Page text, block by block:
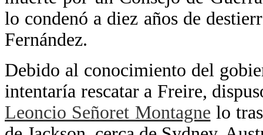
lo condenó a diez años de
Fernández.
Debido al conocimiento del
intentaría rescatar a Freire,
Leoncio Señoret Montagne lo